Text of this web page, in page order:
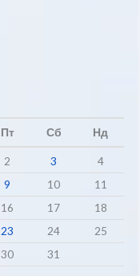
Пт Сб Нд
2 3
4
9 10
11
16 17
18
23 24
25
30 31